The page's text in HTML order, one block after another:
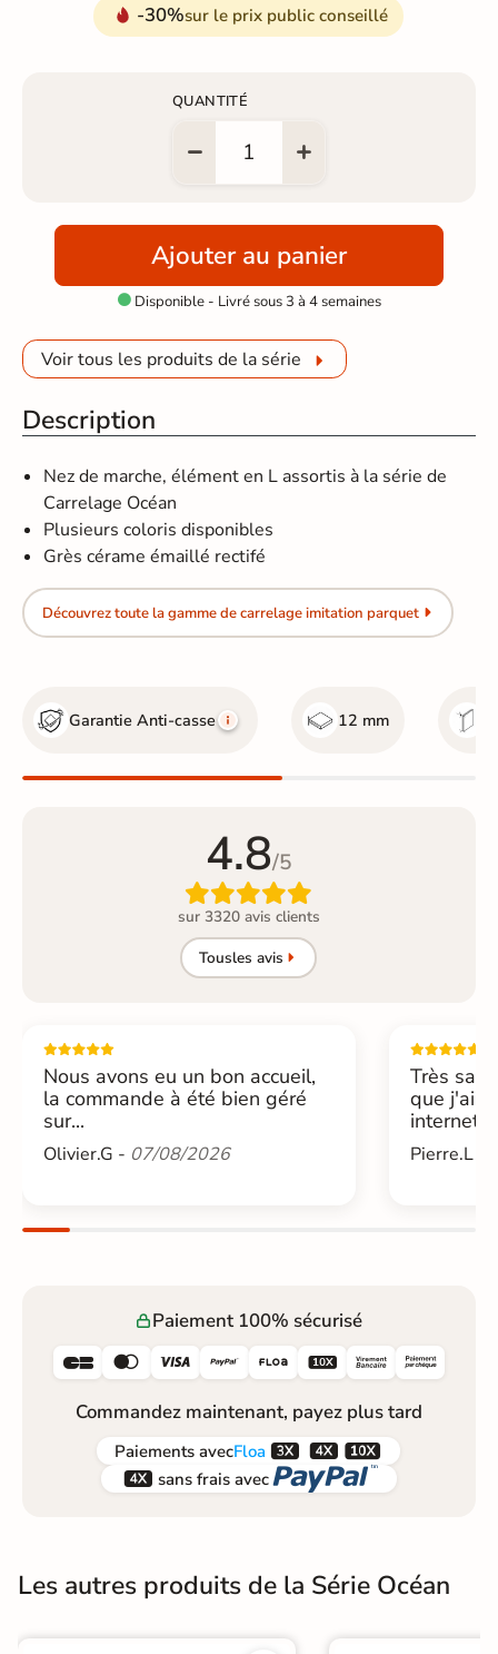
-30%sur le prix public conseillé
QUANTITÉ
Ajouter au panier
Disponible - Livré sous 3 à 4 semaines
Voir tous les produits de la série
Description
Nez de marche, élément en L assortis à la série de
Carrelage Océan
Plusieurs coloris disponibles
Grès cérame émaillé rectifé
Découvrez toute la gamme de carrelage imitation parquet
Garantie Anti-casse 12 mm
4.8/5

sur 3320 avis clients
Tousles avis
Nous avons eu un bon accueil,
la commande à été bien géré
sur...
Olivier.G - 07/08/2026
Très
que j'ai
internet....
Pierre.L -
Paiement 100% sécurisé
     
Commandez maintenant, payez plus tard
Paiements avecFloa  
 sans frais avec 
Les autres produits de la Série Océan